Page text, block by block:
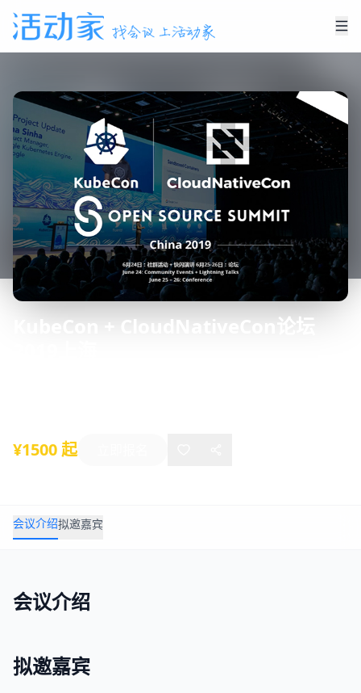
KubeCon + CloudNativeCon论坛
¥1500 起
会议介绍拟邀嘉宾
会议介绍
拟邀嘉宾